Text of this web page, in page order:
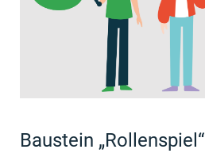
Baustein „Rollenspiel“